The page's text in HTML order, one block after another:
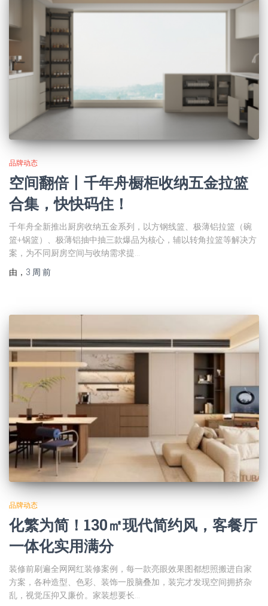
品牌动态
空间翻倍丨千年舟橱柜收纳五金拉篮
合集，快快码住！
千年舟全新推出厨房收纳五金系列，以方钢线篮、极薄铝拉篮（碗
篮+锅篮）、极薄铝抽中抽三款爆品为核心，辅以转角拉篮等解决方
案，为不同厨房空间与收纳需求提…
由 ， 3 周 前
品牌动态
化繁为简！130㎡现代简约风，客餐厅
一体化实用满分
装修前刷遍全网网红装修案例，每一款亮眼效果图都想照搬进自家
方案，各种造型、色彩、装饰一股脑叠加，装完才发现空间拥挤杂
乱，视觉压抑又廉价。家装想要长…